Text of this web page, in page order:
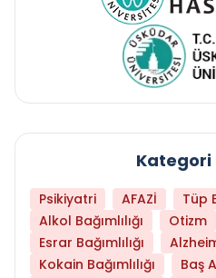
Kategori
Psikiyatri AFAZİ
Tüp
Alkol Bağımlılığı
Otizm
Esrar Bağımlılığı
Kokain Bağımlılığı
Baş